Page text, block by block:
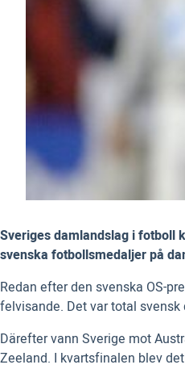
Sveriges damlandslag i fotboll
svenska fotbollsmedaljer på
Redan efter den svenska OS-
felvisande. Det var total
Därefter vann Sverige mot
Zeeland. I kvartsfinalen blev